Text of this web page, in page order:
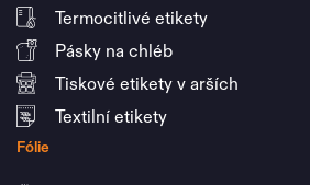
Termocitlivé etikety
Pásky na chléb
Tiskové etikety v arších
Textilní etikety
Fólie